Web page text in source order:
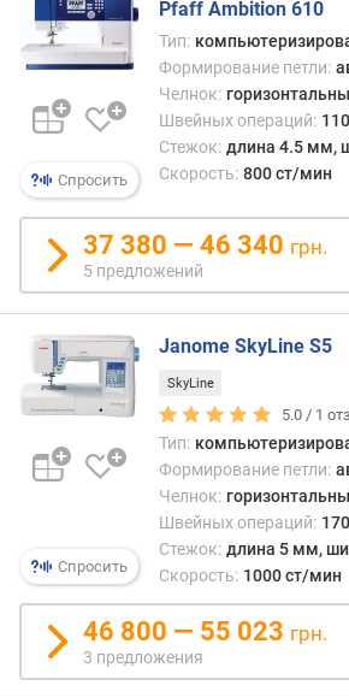
а
я
д
и
н
с
т
е
ж
к
а
(
м
м
)
м
и
м
л
Спросить
Pfaff Ambition 610
Тип:
Формирование петли:
Челнок:
Швейных операций:
Стежок: длина 4.5 мм,
Скорость: 800 ст/мин
37 380 — 46 340 грн.
5 предложений
Спросить
Janome SkyLine S5
SkyLine
5.0 / 1
Тип:
Формирование петли:
Челнок:
Швейных операций:
Стежок: длина 5 мм,
Скорость: 1000 ст/мин
46 800 — 55 023 грн.
3 предложения